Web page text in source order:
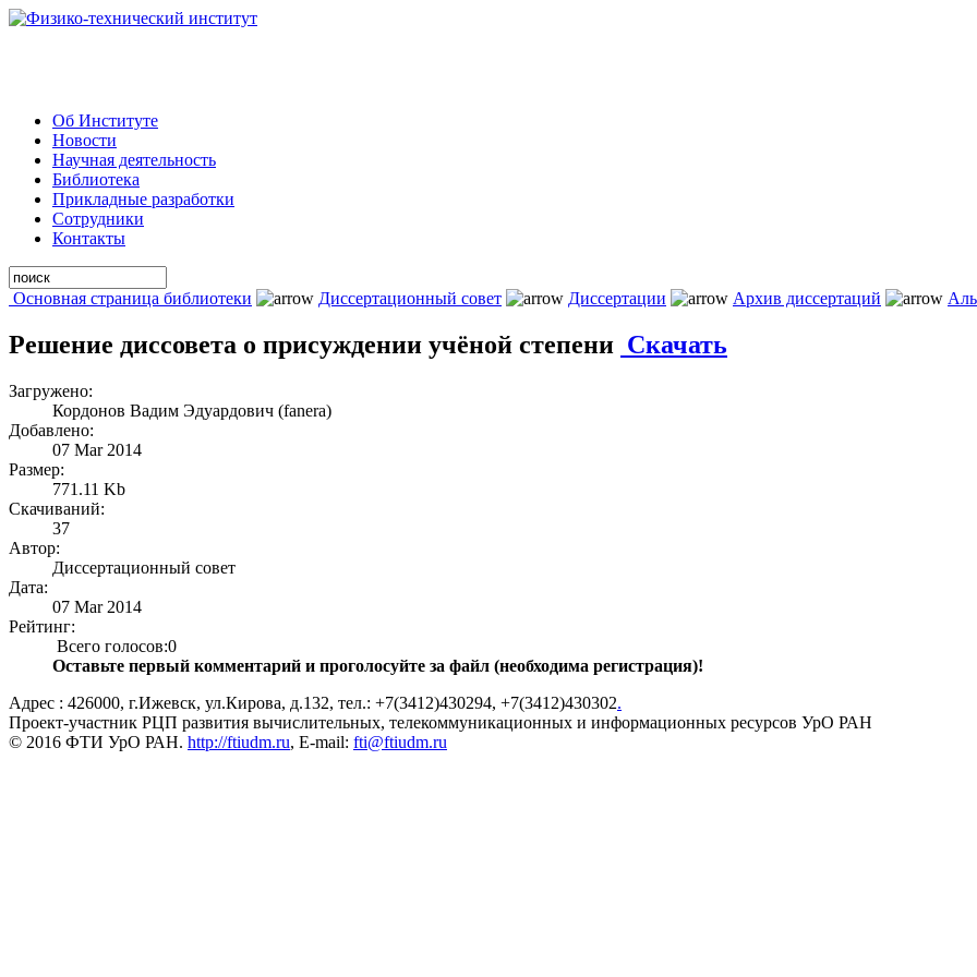
Об Институте
Новости
Научная деятельность
Библиотека
Прикладные разработки
Сотрудники
Контакты
Основная страница библиотеки Диссертационный совет Диссертации Архив диссертаций
Решение диссовета о присуждении учёной степени Скачать
Загружено:
Кордонов Вадим Эдуардович (fanera)
Добавлено:
07 Mar 2014
Размер:
771.11 Kb
Скачиваний:
37
Автор:
Диссертационный совет
Дата:
07 Mar 2014
Рейтинг:
Всего голосов:0
Оставьте первый комментарий и проголосуйте за файл (необходима регистрация)!
Адрес : 426000, г.Ижевск, ул.Кирова, д.132, тел.: +7(3412)430294, +7(3412)430302.
Проект-участник РЦП развития вычислительных, телекоммуникационных и информационных ресурсов УрО РАН
© 2016 ФТИ УрО РАН. http://ftiudm.ru, E-mail: fti@ftiudm.ru